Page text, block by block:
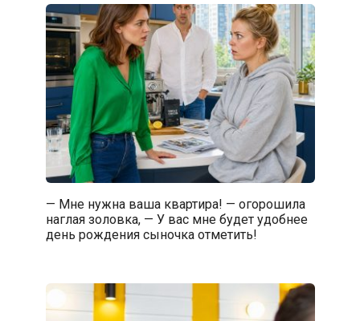
— Мне нужна ваша квартира! — огорошила
наглая золовка, — У вас мне будет удобнее
день рождения сыночка отметить!